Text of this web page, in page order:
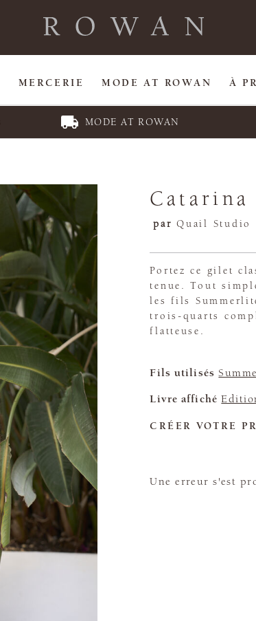
MERCERIE MODE AT ROWAN À
MODE AT ROWAN
Catarina
par Quail Studio
Portez ce gilet
tenue. Tout
les fils
trois-quarts
flatteuse.
Fils utilisés
Livre affiché
CRÉER VOTRE
Une erreur s'est